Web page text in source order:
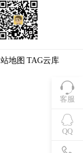
客服
QQ
地图 TAG云库